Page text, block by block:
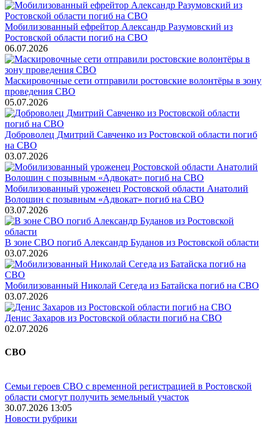
Мобилизованный ефрейтор Александр Разумовский из
Ростовской области погиб на СВО
06.07.2026
Маскировочные сети отправили ростовские волонтёры в зону
проведения СВО
05.07.2026
Доброволец Дмитрий Савченко из Ростовской области погиб
на СВО
03.07.2026
Мобилизованный уроженец Ростовской области Анатолий
Волошин с позывным «Адвокат» погиб на СВО
03.07.2026
В зоне СВО погиб Александр Буданов из Ростовской области
03.07.2026
Мобилизованный Николай Сегеда из Батайска погиб на СВО
03.07.2026
Денис Захаров из Ростовской области погиб на СВО
02.07.2026
СВО
Семьи героев СВО с временной регистрацией в Ростовской
области смогут получить земельный участок
30.07.2026 13:05
Новости рубрики